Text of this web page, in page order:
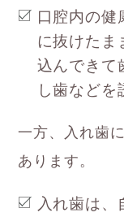
口腔内の健
に抜けたま
込んできて
し歯などを
一方、入れ歯
あります。
入れ歯は、